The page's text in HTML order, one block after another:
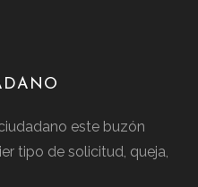
este buzón
tipo de solicitud, queja,